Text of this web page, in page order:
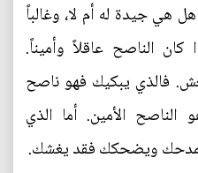
هي جيدة له أم لا، وغالباً
الناصح عاقلاً وأميناً.
فالذي يبكيك فهو ناصح
الأمين. أما الذي
ويضحكك فقد يغشك.